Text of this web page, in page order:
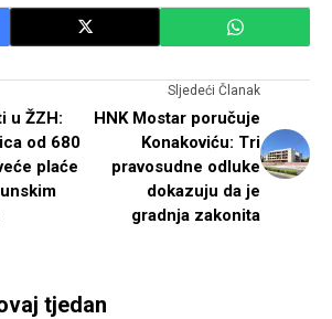
u ŽZH:
od 680
plaće
Sljedeći Članak
HNK Mostar poručuje
Konakoviću: Tri
pravosudne odluke
dokazuju da je
gradnja zakonita
tjedan